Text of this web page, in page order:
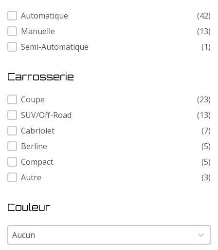
Transmission
Automatique
(42)
Manuelle
(13)
Semi-Automatique
(1)
Carrosserie
Carrosserie
Coupe
(23)
SUV/Off-Road
(13)
Cabriolet
(7)
Berline
(5)
Compact
(5)
Autre
(3)
Couleur
Couleur
Couleur